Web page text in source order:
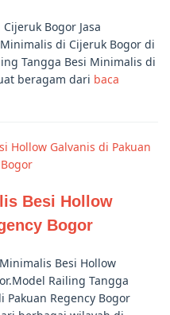
Bogor Jasa
di Cijeruk Bogor di
Tangga Besi Minimalis di
beragam dari baca
Besi Hollow
Bogor
Besi Hollow
Railing Tangga
Pakuan Regency Bogor